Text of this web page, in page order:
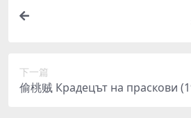
下一篇
偷桃贼 Крадецът на праскови